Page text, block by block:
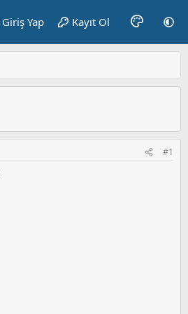
Giriş Yap Kayıt Ol
#1